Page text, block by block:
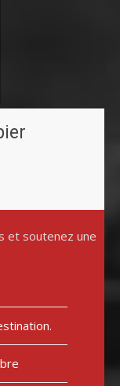
et soutenez une